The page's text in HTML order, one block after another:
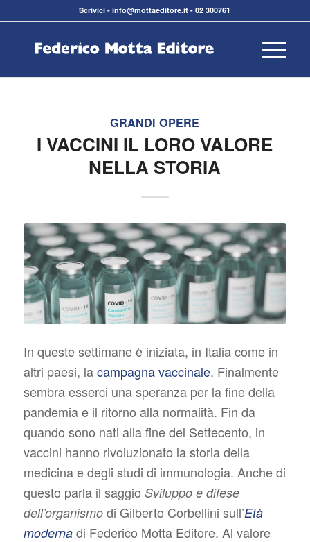
Scrivici -info@mottaeditore.it -02 300761
GRANDI OPERE
I VACCINI IL LORO VALORE
NELLA STORIA
In queste settimane è iniziata, in Italia come in
altri paesi, lacampagna vaccinale. Finalmente
sembra esserci una speranza per la fine della
pandemia e il ritorno alla normalità. Fin da
quando sono nati alla fine del Settecento, in
vaccini hanno rivoluzionato la storia della
medicina e degli studi di immunologia. Anche di
questo parla il saggio Sviluppo e difese
dell’organismodi Gilberto Corbellini sull’Età
modernadi Federico Motta Editore. Al valore